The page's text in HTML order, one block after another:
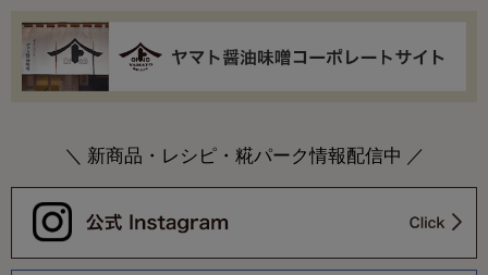
＼ 新商品・レシピ・糀パーク情報配信中 ／